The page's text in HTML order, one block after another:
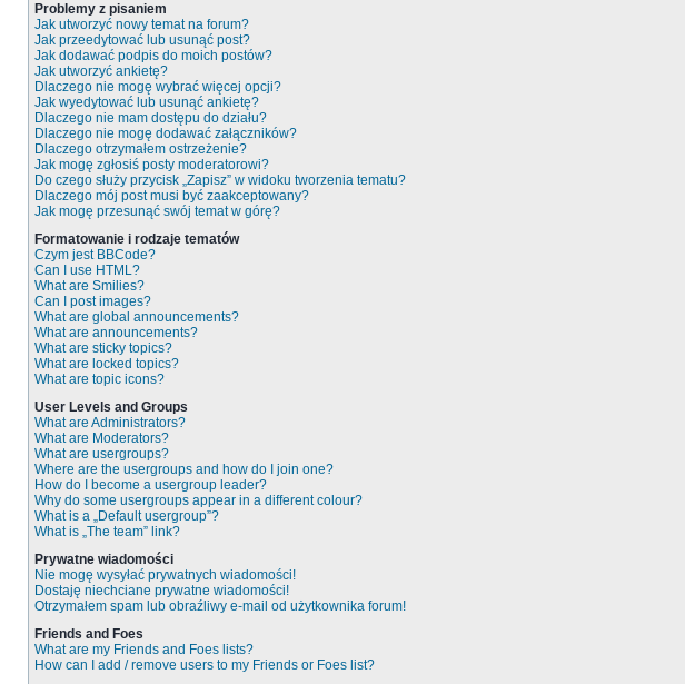
Problemy z pisaniem
Jak utworzyć nowy temat na forum?
Jak przeedytować lub usunąć post?
Jak dodawać podpis do moich postów?
Jak utworzyć ankietę?
Dlaczego nie mogę wybrać więcej opcji?
Jak wyedytować lub usunąć ankietę?
Dlaczego nie mam dostępu do działu?
Dlaczego nie mogę dodawać załączników?
Dlaczego otrzymałem ostrzeżenie?
Jak mogę zgłosiś posty moderatorowi?
Do czego służy przycisk „Zapisz” w widoku tworzenia tematu?
Dlaczego mój post musi być zaakceptowany?
Jak mogę przesunąć swój temat w górę?
Formatowanie i rodzaje tematów
Czym jest BBCode?
Can I use HTML?
What are Smilies?
Can I post images?
What are global announcements?
What are announcements?
What are sticky topics?
What are locked topics?
What are topic icons?
User Levels and Groups
What are Administrators?
What are Moderators?
What are usergroups?
Where are the usergroups and how do I join one?
How do I become a usergroup leader?
Why do some usergroups appear in a different colour?
What is a „Default usergroup”?
What is „The team” link?
Prywatne wiadomości
Nie mogę wysyłać prywatnych wiadomości!
Dostaję niechciane prywatne wiadomości!
Otrzymałem spam lub obraźliwy e-mail od użytkownika forum!
Friends and Foes
What are my Friends and Foes lists?
How can I add / remove users to my Friends or Foes list?